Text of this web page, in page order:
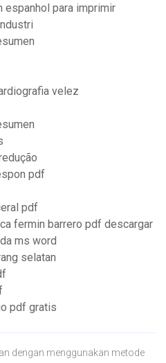
espanhol para imprimir
velez
pdf
pdf
fermin barrero pdf descargar
ms word
selatan
pdf gratis
dengan menggunakan metode